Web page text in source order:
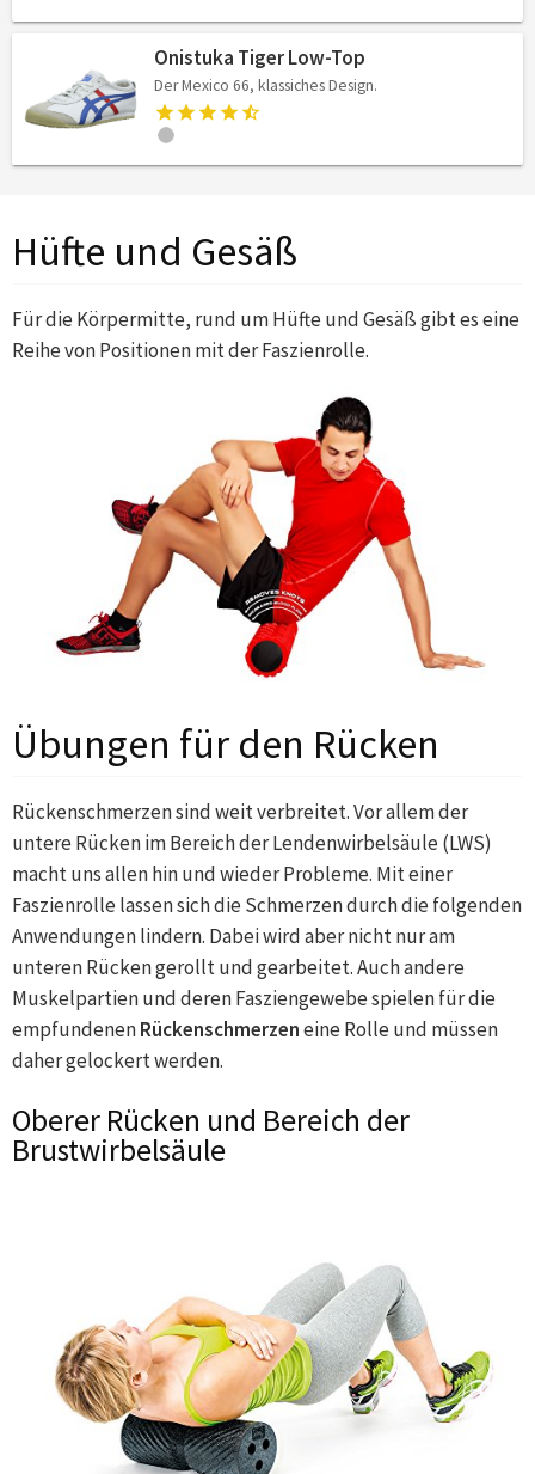
Onistuka Tiger Low-Top
Der Mexico 66, klassiches Design.
Hüfte und Gesäß
Für die Körpermitte, rund um Hüfte und Gesäß gibt es eine
Reihe von Positionen mit der Faszienrolle.
Übungen für den Rücken
Rückenschmerzen sind weit verbreitet. Vor allem der
untere Rücken im Bereich der Lendenwirbelsäule (LWS)
macht uns allen hin und wieder Probleme. Mit einer
Faszienrolle lassen sich die Schmerzen durch die folgenden
Anwendungen lindern. Dabei wird aber nicht nur am
unteren Rücken gerollt und gearbeitet. Auch andere
Muskelpartien und deren Fasziengewebe spielen für die
empfundenenRückenschmerzeneine Rolle und müssen
daher gelockert werden.
Oberer Rücken und Bereich der
Brustwirbelsäule